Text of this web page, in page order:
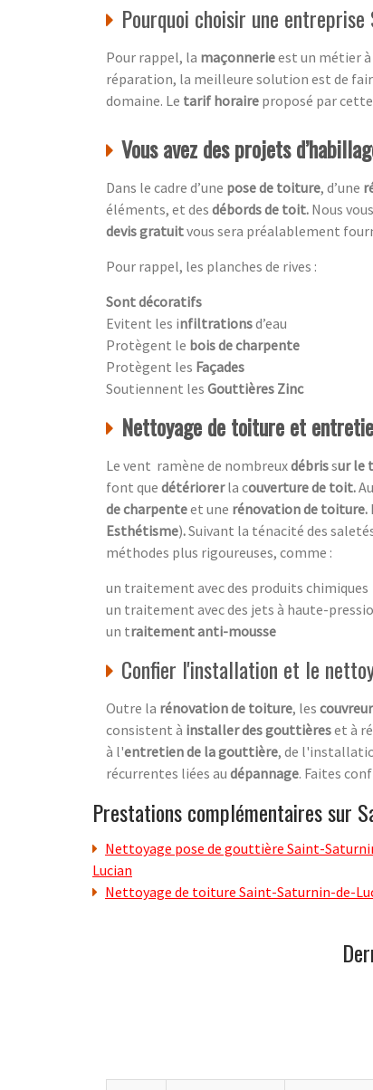
Pourquoi choisir une
Pour rappel, la maçonnerieest un métier
réparation, la meilleure solution est de
domaine. Le tarif horaire proposé par
Vous avez des projets
Dans le cadre d’une pose de toiture, d’une
éléments, et des débords de toit. Nous
devis gratuitvous sera préalablement
Pour rappel, les planches de rives :
Sont décoratifs
Evitent les infiltrationsd’eau
Protègent le bois de charpente
Protègent les Façades
Soutiennent les Gouttières Zinc
Nettoyage de toiture et
Le vent ramène de nombreuxdébrissur le
font que détériorerla couverture de toit.
de charpenteet une rénovation de toiture.
Esthétisme).Suivant la ténacité des
méthodes plus rigoureuses, comme :
un traitement avec des produits chimiques
un traitement avec des jets à haute-
un traitement anti-mousse
Confier l'installation et le
Outre la rénovation de toiture, les
consistent à installer des gouttièreset à
à l'entretien de la gouttière, de
récurrentes liées au dépannage. Faites
Prestations complémentaires sur
Nettoyage pose de gouttière Saint-
Lucian
Nettoyage de toiture Saint-Saturnin-de-